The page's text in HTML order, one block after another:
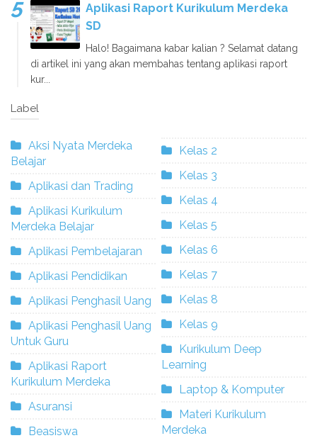
Aplikasi Raport Kurikulum Merdeka
SD
Halo! Bagaimana kabar kalian ? Selamat datang
di artikel ini yang akan membahas tentang aplikasi raport
kur...
Label
Aksi Nyata Merdeka
Belajar
Aplikasi dan Trading
Aplikasi Kurikulum
Merdeka Belajar
Aplikasi Pembelajaran
Aplikasi Pendidikan
Aplikasi Penghasil Uang
Aplikasi Penghasil Uang
Untuk Guru
Aplikasi Raport
Kurikulum Merdeka
Asuransi
Beasiswa
Kelas 2
Kelas 3
Kelas 4
Kelas 5
Kelas 6
Kelas 7
Kelas 8
Kelas 9
Kurikulum Deep
Learning
Laptop & Komputer
Materi Kurikulum
Merdeka